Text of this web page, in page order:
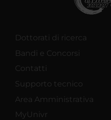
Dottorati di ricerca
Bandi e Concorsi
Contatti
Supporto tecnico
Area Amministrativa
MyUnivr